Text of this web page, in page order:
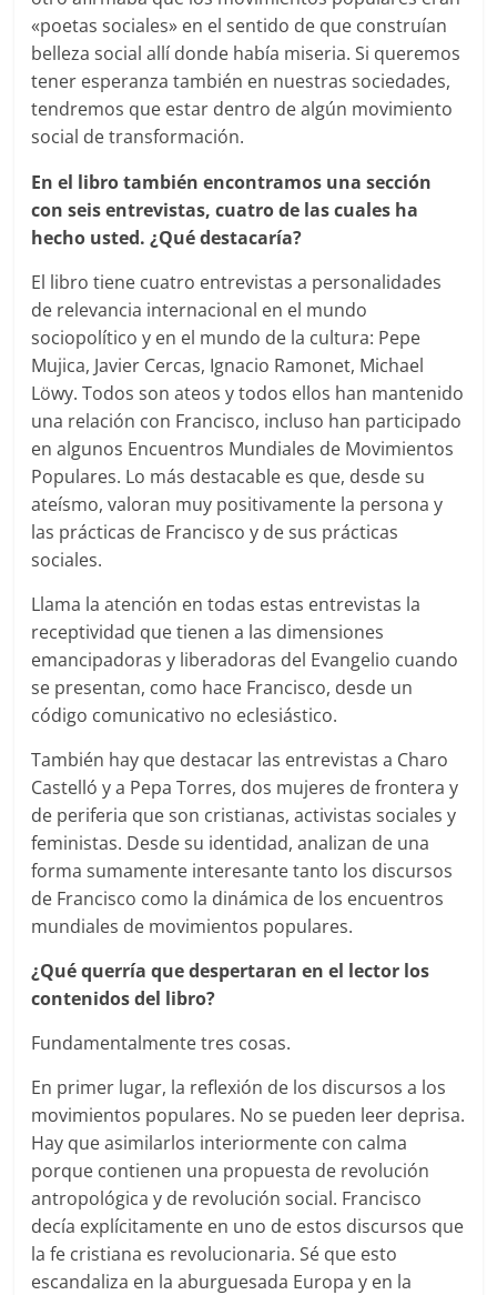
«poetas sociales» en el sentido de que construían
belleza social allí donde había miseria. Si queremos
tener esperanza también en nuestras sociedades,
tendremos que estar dentro de algún movimiento
social de transformación.
En el libro también encontramos una sección
con seis entrevistas, cuatro de las cuales ha
hecho usted. ¿Qué destacaría?
El libro tiene cuatro entrevistas a personalidades
de relevancia internacional en el mundo
sociopolítico y en el mundo de la cultura: Pepe
Mujica, Javier Cercas, Ignacio Ramonet, Michael
Löwy. Todos son ateos y todos ellos han mantenido
una relación con Francisco, incluso han participado
en algunos Encuentros Mundiales de Movimientos
Populares. Lo más destacable es que, desde su
ateísmo, valoran muy positivamente la persona y
las prácticas de Francisco y de sus prácticas
sociales.
Llama la atención en todas estas entrevistas la
receptividad que tienen a las dimensiones
emancipadoras y liberadoras del Evangelio cuando
se presentan, como hace Francisco, desde un
código comunicativo no eclesiástico.
También hay que destacar las entrevistas a Charo
Castelló y a Pepa Torres, dos mujeres de frontera y
de periferia que son cristianas, activistas sociales y
feministas. Desde su identidad, analizan de una
forma sumamente interesante tanto los discursos
de Francisco como la dinámica de los encuentros
mundiales de movimientos populares.
¿Qué querría que despertaran en el lector los
contenidos del libro?
Fundamentalmente tres cosas.
En primer lugar, la reflexión de los discursos a los
movimientos populares. No se pueden leer deprisa.
Hay que asimilarlos interiormente con calma
porque contienen una propuesta de revolución
antropológica y de revolución social. Francisco
decía explícitamente en uno de estos discursos que
la fe cristiana es revolucionaria. Sé que esto
escandaliza en la aburguesada Europa y en la